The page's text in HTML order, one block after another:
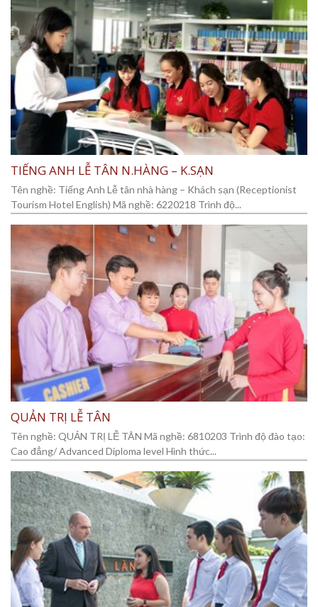
TIẾNG ANH LỄ TÂN N.HÀNG – K.SẠN
Tên nghề: Tiếng Anh Lễ tân nhà hàng – Khách sạn (Receptionist
Tourism Hotel English) Mã nghề: 6220218 Trình độ...
QUẢN TRỊ LỄ TÂN
Tên nghề: QUẢN TRỊ LỄ TÂN Mã nghề: 6810203 Trình độ đào tạo:
Cao đẳng/ Advanced Diploma level Hình thức...